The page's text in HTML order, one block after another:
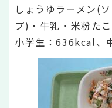
しょうゆラーメン(
プ)・牛乳・米粉た
小学生：636kcal、